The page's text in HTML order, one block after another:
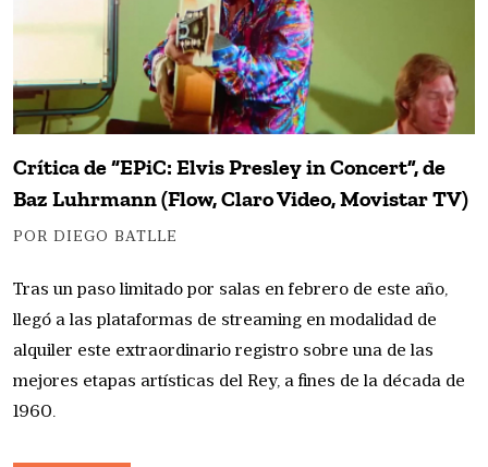
Crítica de “EPiC: Elvis Presley in Concert”, de
Baz Luhrmann (Flow, Claro Video, Movistar TV)
POR DIEGO BATLLE
Tras un paso limitado por salas en febrero de este año,
llegó a las plataformas de streaming en modalidad de
alquiler este extraordinario registro sobre una de las
mejores etapas artísticas del Rey, a fines de la década de
1960.